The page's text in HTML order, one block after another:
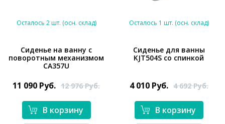
Осталось 2 шт. (осн. склад)
Сиденье на ванну с
поворотным механизмом
CA357U
11 090 Руб. 12 976Руб.
В корзину
Осталось 1 шт. (осн. склад)
Cиденье для ванны
KJT504S со спинкой
4 010 Руб. 4 692Руб.
В корзину